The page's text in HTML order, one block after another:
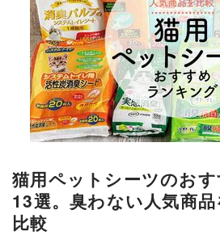
猫用ペットシーツのお
13選。臭わない人気商
比較